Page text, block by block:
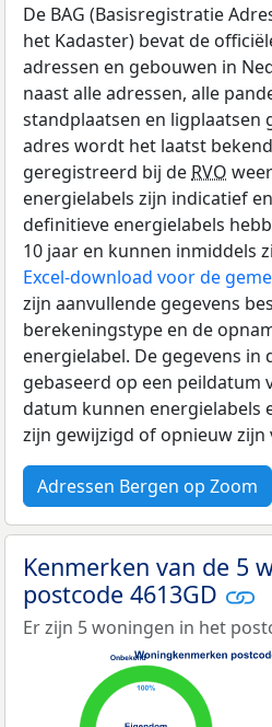
De BAG (Basisregistratie
het Kadaster) bevat de
adressen en gebouwen in
naast alle adressen, alle
standplaatsen en ligplaatsen
adres wordt het laatst
geregistreerd bij de RVO
energielabels zijn indicatief
definitieve energielabels
10 jaar en kunnen inmiddels
Excel-download voor de
zijn aanvullende gegevens
berekeningstype en de
energielabel. De gegevens in
gebaseerd op een peildatum
datum kunnen energielabels
zijn gewijzigd of opnieuw zijn
Adressen Bergen op Zoom
Kenmerken van de 5
postcode 4613GD
Er zijn 5 woningen in het